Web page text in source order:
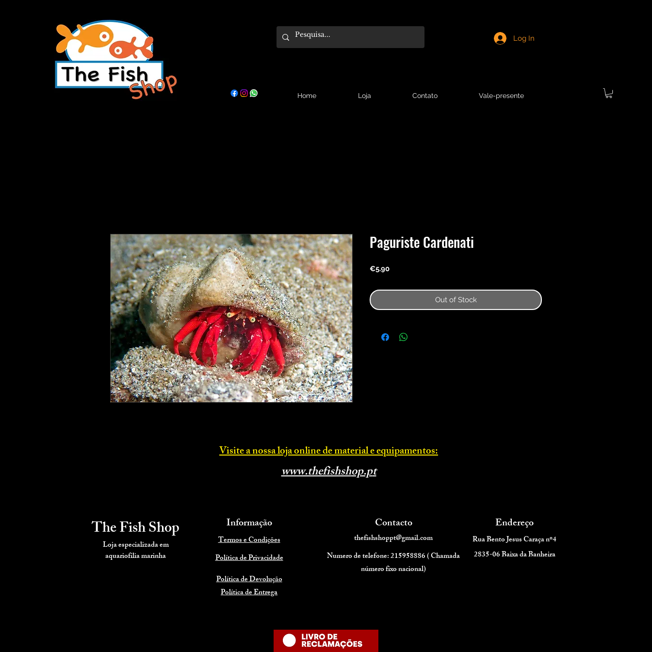
Log In
Home Loja Contato Vale-presente
Paguriste Cardenati
€5.90Price
Out of Stock
Visite a nossa loja online de material e equipamentos:
www.thefishshop.pt
The Fish Shop
Loja especializada em
aquariofiliamarinha
Informação
Termos e Condições
Política de Privacidade
Política de Devolução
Contacto Endereço
thefishshoppt@gmail.com
Numero de telefone: 215958886 ( Chamada
número fixo nacional)
Rua Bento Jesus Caraça nº4
2835-06 Baixa da Banheira
Política de Entrega